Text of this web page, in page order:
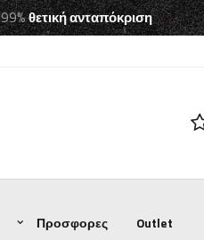
99%θετική ανταπόκριση
Προσφορες Outlet